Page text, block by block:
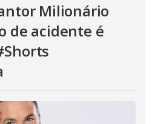
Milionário
de acidente é